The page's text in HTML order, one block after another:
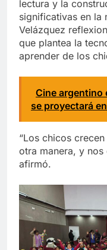
lectura y la
significativas en la
Velázquez
que plantea la
aprender de los
Cine argentino
se proyectará
“Los chicos
otra manera, y nos
afirmó.